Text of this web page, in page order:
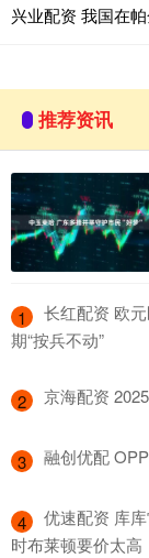
兴业配资 我国在
推荐资讯
1
长红配资 欧
期“按兵不动”
2 京海配资
3 融创优配
4
优速配资 库
时布莱顿要价太高